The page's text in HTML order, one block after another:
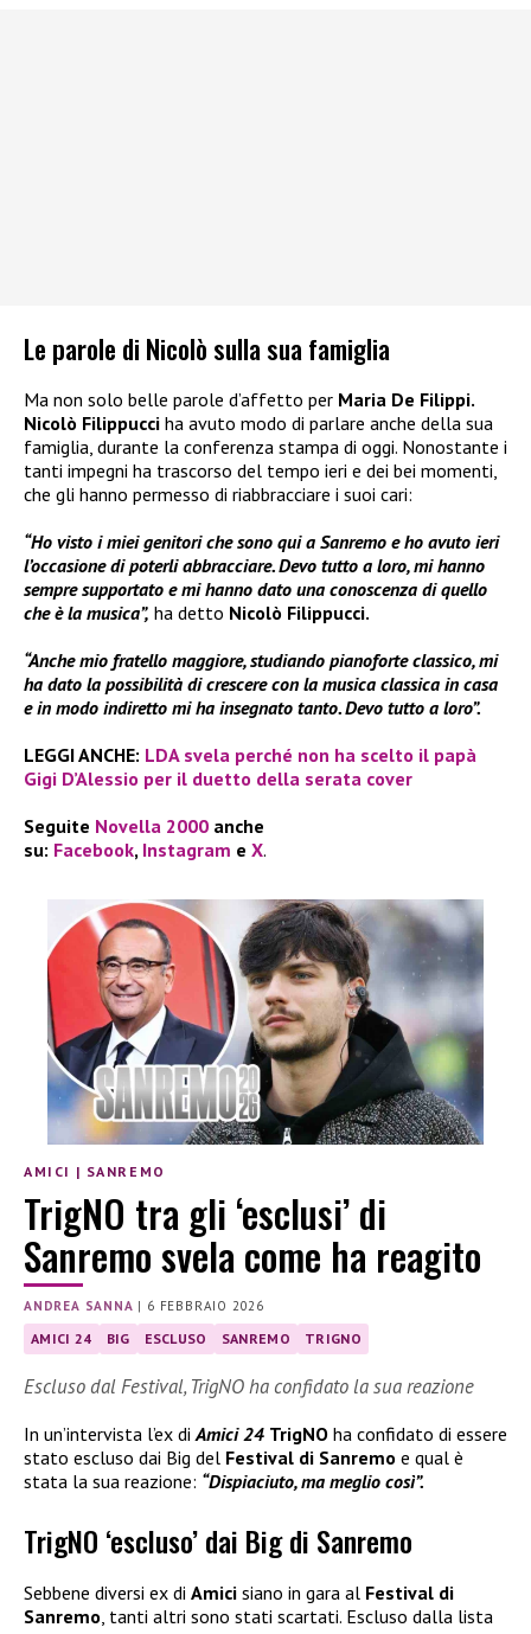
Le parole di Nicolò sulla sua famiglia
Ma non solo belle parole d’affetto per Maria De Filippi.
Nicolò Filippucci ha avuto modo di parlare anche della sua
famiglia, durante la conferenza stampa di oggi. Nonostante i
tanti impegni ha trascorso del tempo ieri e dei bei momenti,
che gli hanno permesso di riabbracciare i suoi cari:
“Ho visto i miei genitori che sono qui a Sanremo e ho avuto ieri
l’occasione di poterli abbracciare. Devo tutto a loro, mi hanno
sempre supportato e mi hanno dato una conoscenza di quello
che è la musica”, ha detto Nicolò Filippucci.
“Anche mio fratello maggiore, studiando pianoforte classico, mi
ha dato la possibilità di crescere con la musica classica in casa
e in modo indiretto mi ha insegnato tanto. Devo tutto a loro”.
LEGGI ANCHE: LDA svela perché non ha scelto il papà
Gigi D’Alessio per il duetto della serata cover
Seguite Novella 2000 anche
su: Facebook, Instagram e X.
AMICI | SANREMO
TrigNO tra gli ‘esclusi’ di
Sanremo svela come ha reagito
ANDREA SANNA | 6 FEBBRAIO 2026
AMICI 24 BIG ESCLUSO SANREMO TRIGNO
Escluso dal Festival, TrigNO ha confidato la sua reazione
In un’intervista l’ex di Amici 24 TrigNO ha confidato di essere
stato escluso dai Big del Festival di Sanremo e qual è
stata la sua reazione: “Dispiaciuto, ma meglio così”.
TrigNO ‘escluso’ dai Big di Sanremo
Sebbene diversi ex di Amici siano in gara al Festival di
Sanremo, tanti altri sono stati scartati. Escluso dalla lista